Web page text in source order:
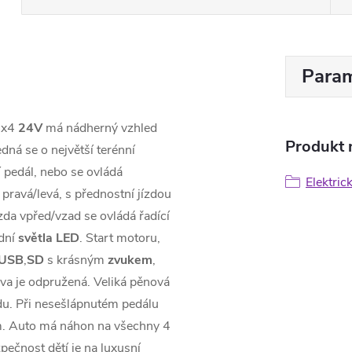
24Vmá nádherný vzhled
se o největší terénní
nebo se ovládá
levá, s přednostní jízdou
vpřed/vzad se ovládá řadící
světla LED. Start motoru,
,SD s krásným zvukem,
je odpružená. Veliká pěnová
Při nesešlápnutém pedálu
Auto má náhon na všechny 4
dětí je na luxusní
Produkt